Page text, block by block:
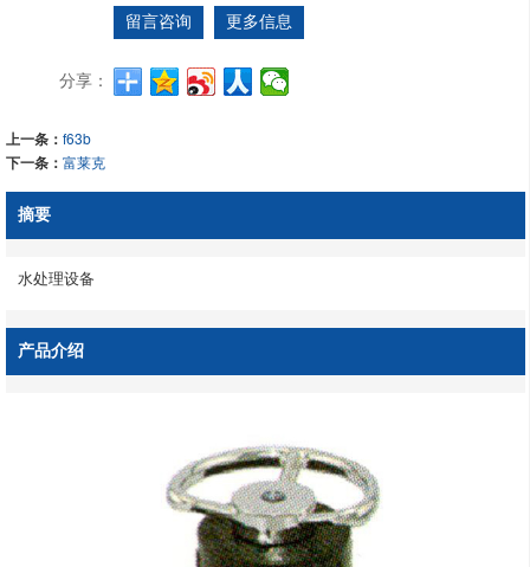
留言咨询 更多信息
分享：
上一条： f63b
下一条： 富莱克
摘要
水处理设备
产品介绍